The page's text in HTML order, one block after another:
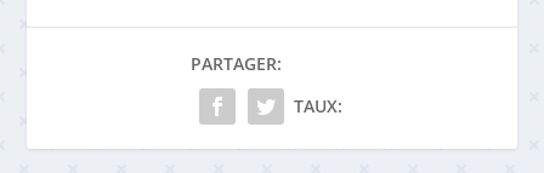
PARTAGER:
TAUX: